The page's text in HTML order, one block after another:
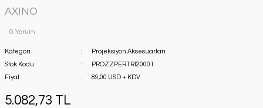
AXINO
0 Yorum
Kategori
Projeksiyon Aksesuarları
Stok Kodu
PROZZPERTRI20001
Fiyat
89,00 USD + KDV
5.082,73 TL